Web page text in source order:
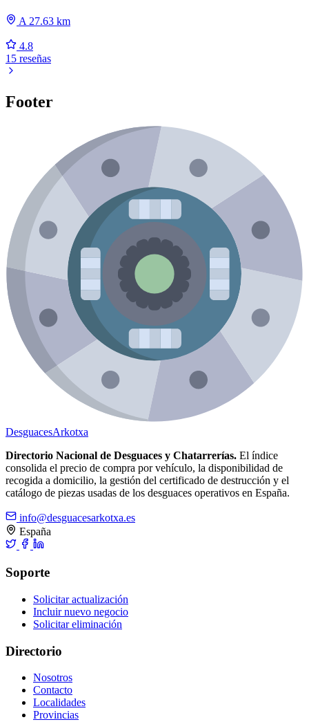
A 27.63 km
4.8
15 reseñas
Footer
DesguacesArkotxa
Directorio Nacional de Desguaces y Chatarrerías. El índice
consolida el precio de compra por vehículo, la disponibilidad de
recogida a domicilio, la gestión del certificado de destrucción y el
catálogo de piezas usadas de los desguaces operativos en España.
info@desguacesarkotxa.es
España
Soporte
Solicitar actualización
Incluir nuevo negocio
Solicitar eliminación
Directorio
Nosotros
Contacto
Localidades
Provincias